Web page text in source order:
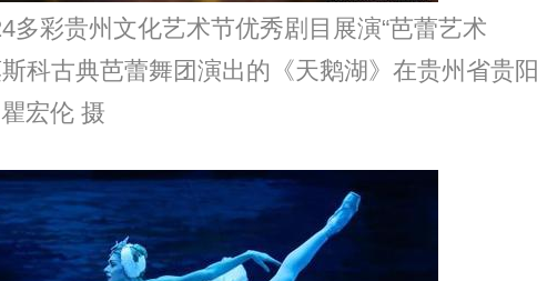
彩贵州文化艺术节优秀剧目展演“芭蕾艺术
科古典芭蕾舞团演出的《天鹅湖》在贵州省贵阳
宏伦 摄